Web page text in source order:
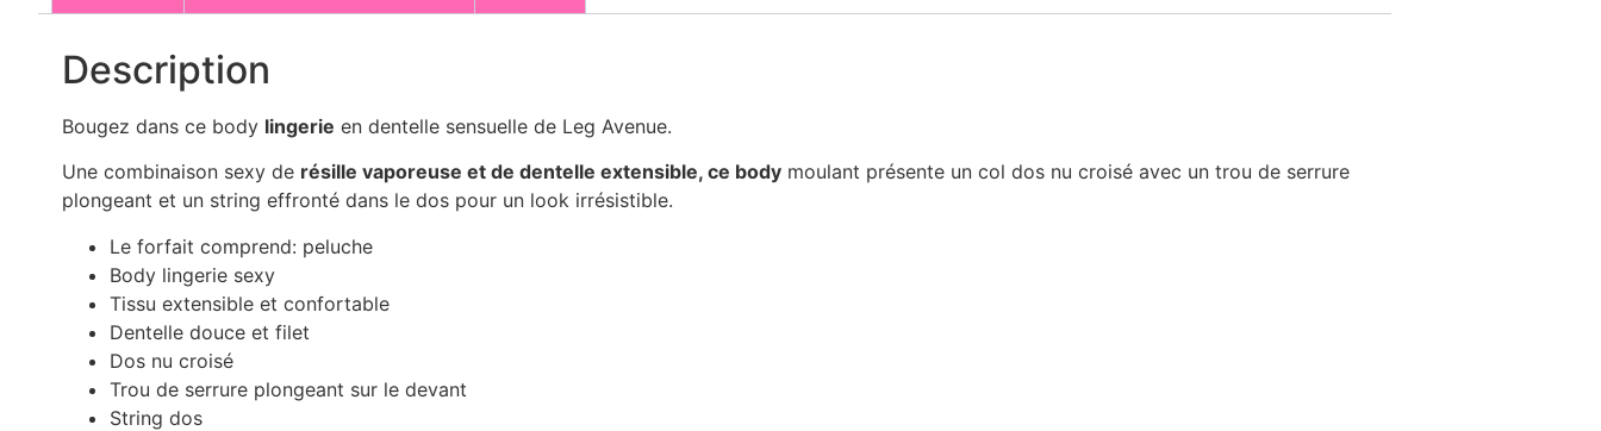
Description
Bougez dans ce body lingerie en dentelle sensuelle de Leg Avenue.
Une combinaison sexy de résille vaporeuse et de dentelle extensible, ce body moulant présente un col dos nu croisé avec un trou de serrure
plongeant et un string effronté dans le dos pour un look irrésistible.
Le forfait comprend: peluche
Body lingerie sexy
Tissu extensible et confortable
Dentelle douce et filet
Dos nu croisé
Trou de serrure plongeant sur le devant
String dos